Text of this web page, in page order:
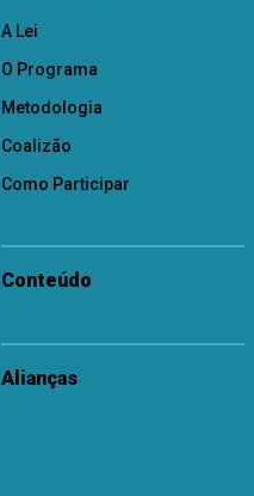
A Lei
O Programa
Metodologia
Coalizão
Como Participar
Conteúdo
Alianças